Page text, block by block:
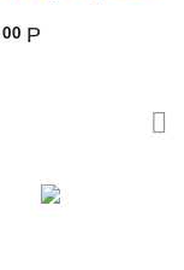
00 Р